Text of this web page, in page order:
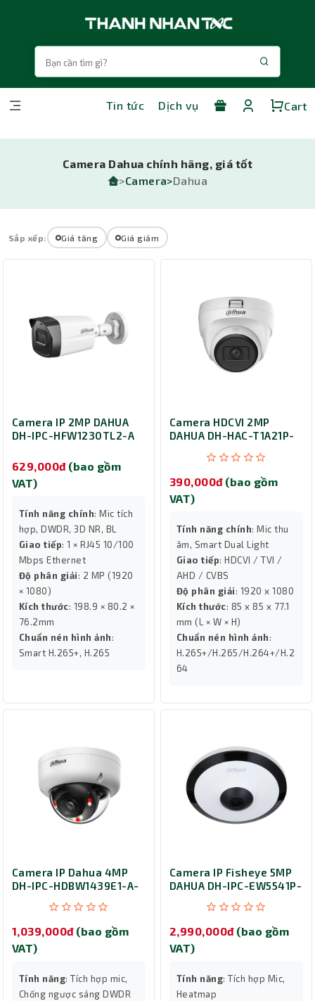
Tin tức Dịch vụ Cart
Camera Dahua chính hãng, giá tốt
>Camera>Dahua
Sắp xếp: Giá tăng Giá giảm
Camera IP 2MP DAHUA
DH-IPC-HFW1230TL2-A
629,000đ (bao gồm
VAT)
Tính năng chính: Mic tích
hợp, DWDR, 3D NR, BL
Giao tiếp: 1 × RJ45 10/100
Mbps Ethernet
Độ phân giải: 2 MP (1920
× 1080)
Kích thước: 198.9 × 80.2 ×
76.2mm
Chuẩn nén hình ảnh:
Smart H.265+, H.265
Camera HDCVI 2MP
DAHUA DH-HAC-T1A21P-
390,000đ (bao gồm
VAT)
Tính năng chính: Mic thu
âm, Smart Dual Light
Giao tiếp: HDCVI / TVI /
AHD / CVBS
Độ phân giải: 1920 x 1080
Kích thước: 85 x 85 x 77.1
mm (L × W × H)
Chuẩn nén hình ảnh:
H.265+/H.265/H.264+/H.2
64
Camera IP Dahua 4MP
DH-IPC-HDBW1439E1-A-
1,039,000đ (bao gồm
VAT)
Tính năng: Tích hợp mic,
Chống ngược sáng DWDR
Camera IP Fisheye 5MP
DAHUA DH-IPC-EW5541P-
2,990,000đ (bao gồm
VAT)
Tính năng: Tích hợp Mic,
Heatmap